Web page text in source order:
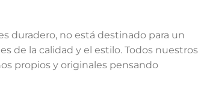
duradero, no está destinado para un
de la calidad y el estilo. Todos nuestros
propios y originales pensando